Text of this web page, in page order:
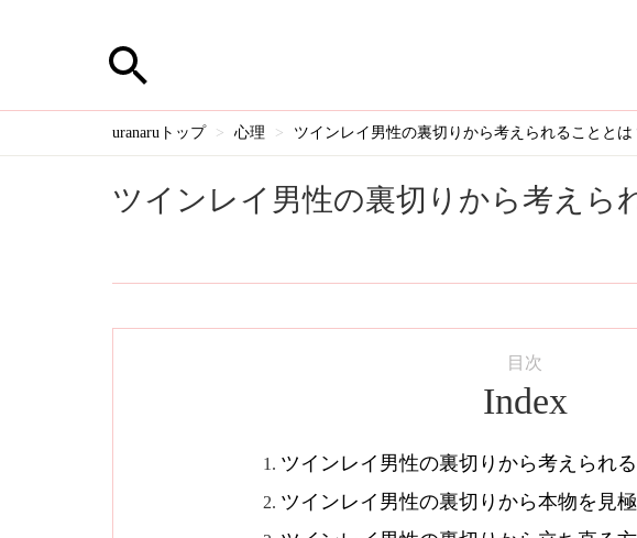
uranaruトップ 心理 ツインレイ男性の裏切りから考えられることと
ツインレイ男性の裏切りから考えら
目次
Index
ツインレイ男性の裏切りから考えられ
ツインレイ男性の裏切りから本物を見